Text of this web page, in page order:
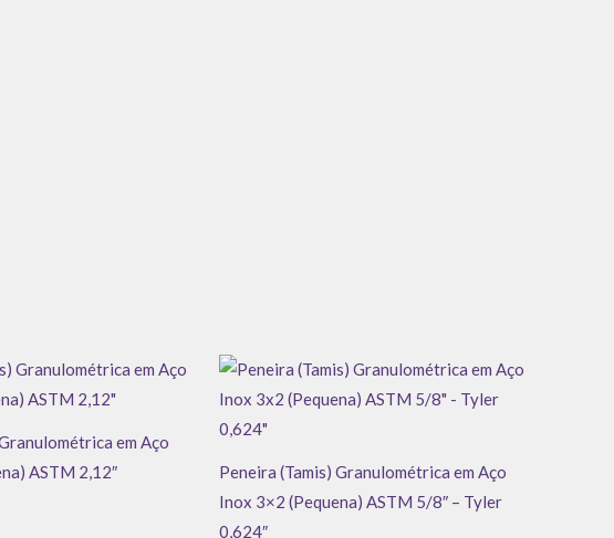
em Aço
ASTM 2,12″
Peneira (Tamis) Granulométrica em Aço
Inox 3×2 (Pequena) ASTM 5/8″ – Tyler
0,624″